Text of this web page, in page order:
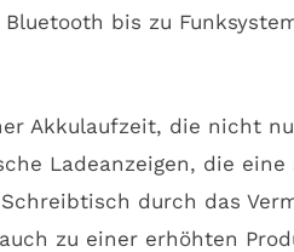
bis zu
Akkulaufzeit, die nicht
Ladeanzeigen, die
durch das
zu einer erhöhten